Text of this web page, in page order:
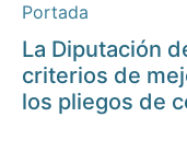
Portada
La Diputación
criterios de
los pliegos de